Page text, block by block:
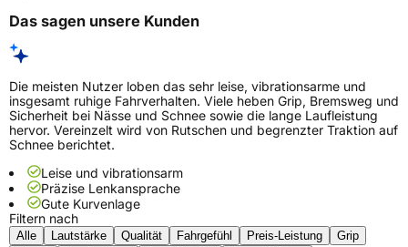
Das sagen unsere Kunden
Die meisten Nutzer loben das sehr leise, vibrationsarme und
insgesamt ruhige Fahrverhalten. Viele heben Grip, Bremsweg und
Sicherheit bei Nässe und Schnee sowie die lange Laufleistung
hervor. Vereinzelt wird von Rutschen und begrenzter Traktion auf
Schnee berichtet.
Leise und vibrationsarm
Präzise Lenkansprache
Gute Kurvenlage
Filtern nach
Alle Lautstärke Qualität Fahrgefühl Preis-Leistung
Grip